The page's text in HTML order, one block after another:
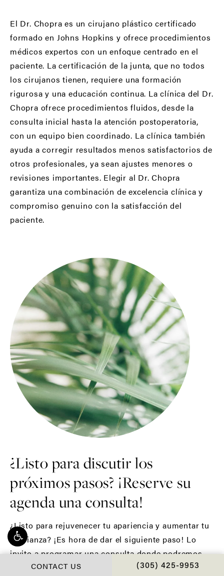
El Dr. Chopra es un cirujano plástico certificado
formado en Johns Hopkins y ofrece procedimientos
médicos expertos con un enfoque centrado en el
paciente. La certificación de la junta, que no todos
los cirujanos tienen, requiere una formación
rigurosa y una educación continua. La clínica del Dr.
Chopra ofrece procedimientos fluidos, desde la
consulta inicial hasta la atención postoperatoria,
con un equipo bien coordinado. La clínica también
ayuda a corregir resultados menos satisfactorios de
otros profesionales, ya sean ajustes menores o
revisiones importantes. Elegir al Dr. Chopra
garantiza una combinación de excelencia clínica y
compromiso genuino con la satisfacción del
paciente.
¿Listo para discutir los
próximos pasos? ¡Reserve su
agenda una consulta!
¿Listo para rejuvenecer tu apariencia y aumentar tu
confianza? ¡Es hora de dar el siguiente paso! Lo
invito a programar una consulta donde podremos
discutir sus objetivos, responder sus preguntas y
CONTACT US CALL CHOPRA
(305) 425-9953